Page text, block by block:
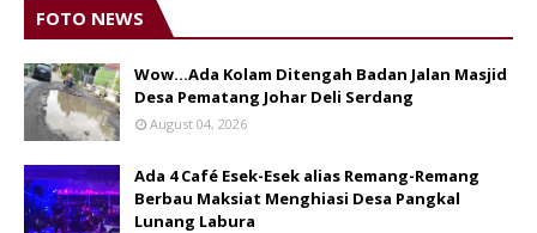
FOTO NEWS
Wow...Ada Kolam Ditengah Badan Jalan Masjid
Desa Pematang Johar Deli Serdang
August 04, 2026
Ada 4 Café Esek-Esek alias Remang-Remang
Berbau Maksiat Menghiasi Desa Pangkal
Lunang Labura